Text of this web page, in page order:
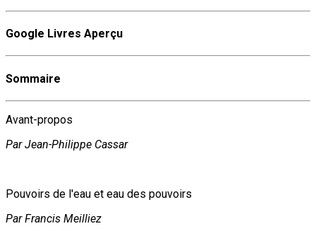
Google Livres Aperçu
Sommaire
Avant-propos
Par Jean-Philippe Cassar
Pouvoirs de l'eau et eau des pouvoirs
Par Francis Meilliez